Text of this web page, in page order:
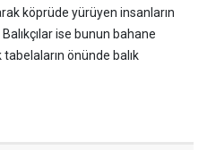
köprüde yürüyen insanların
ise bunun bahane
önünde balık